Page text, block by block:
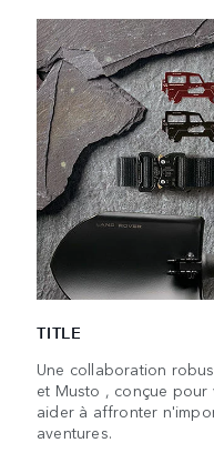
TITLE
Une collaboration
et Musto , conçue pour
aider à affronter
aventures.